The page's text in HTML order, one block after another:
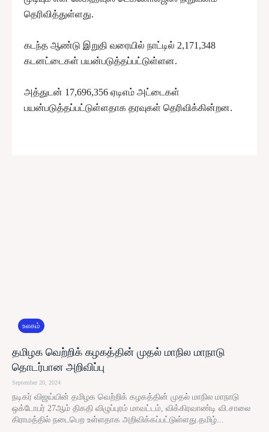
தெரிவித்துள்ளது.
கடந்த ஆண்டு இறுதி வரையில் நாட்டில் 2,171,348
கடனட்டைகள் பயன்படுத்தப்பட்டுள்ளன.
அத்துடன் 17,696,356 ஏடிஎம் அட்டைகள்
பயன்படுத்தப்பட்டுள்ளதாக தரவுகள் தெரிவிக்கின்றன.
உலகம்
தமிழக வெற்றிக் கழகத்தின் முதல் மாநில மாநாடு
தொடர்பான அறிவிப்பு
September 20, 2024
நடிகர் விஜய்யின் தமிழக வெற்றிக் கழகத்தின் முதல் மாநில மாநாடு
ஒக்டோபர் 27ஆம் திகதி விழுப்புரம் மாவட்டம், விக்கிரவாண்டி வி.சாலை
கிராமத்தில் நடைபெற உள்ளதாக அறிவிக்கப்பட்டுள்ளது.தமிழ்...